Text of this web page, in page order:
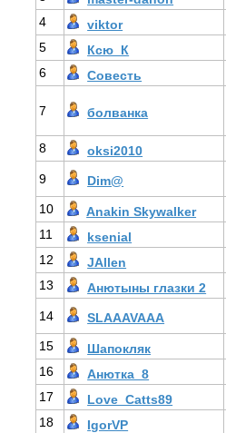
4
viktor
5
Ксю_К
6
Совесть
7 болванка
8 оksi2010
9 Dim@
10 Anakin Skywalker
11
ksenial
12
JAllen
13
Анютыны глазки 2
14 SLAAAVAAA
15 Шапокляк
16
Анютка_8
17
Love_Catts89
18
IgorVP